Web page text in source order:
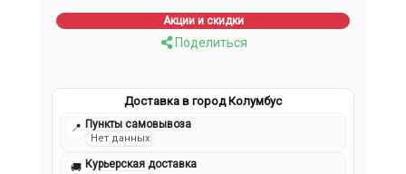
Акции и скидки
Поделиться
Доставка в город Колумбус
📍 Пункты самовывоза
Нет данных
🚚 Курьерская доставка